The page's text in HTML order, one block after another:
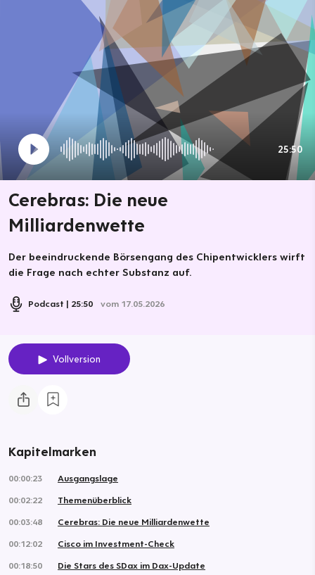
25:50
Cerebras: Die neue
Milliardenwette
Der beeindruckende Börsengang des Chipentwicklers wirft
die Frage nach echter Substanz auf.
Podcast 25:50 vom 17.05.2026
Vollversion
Kapitelmarken
00:00:23
Ausgangslage
00:02:22
Themenüberblick
00:03:48
Cerebras: Die neue Milliardenwette
00:12:02
Cisco im Investment-Check
00:18:50
Die Stars des SDax im Dax-Update